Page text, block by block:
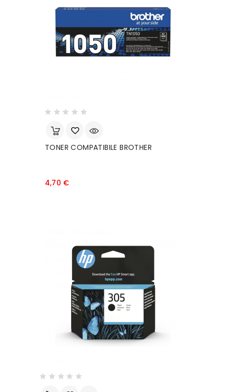
TONER COMPATIBILE BROTHER
4,70 €Prezzo